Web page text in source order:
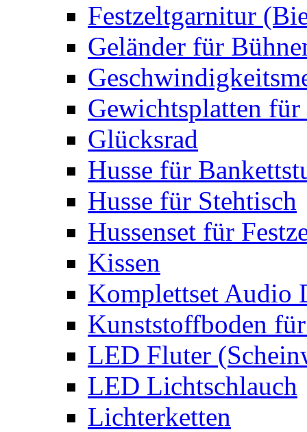
Festzeltgarnitur
Geländer für
Gewichtsplatten für
Glücksrad
Husse für
Husse für Stehtisch
Hussenset für
Kissen
Komplettset Audio
Kunststoffboden
LED Fluter
LED Lichtschlauch
Lichterketten